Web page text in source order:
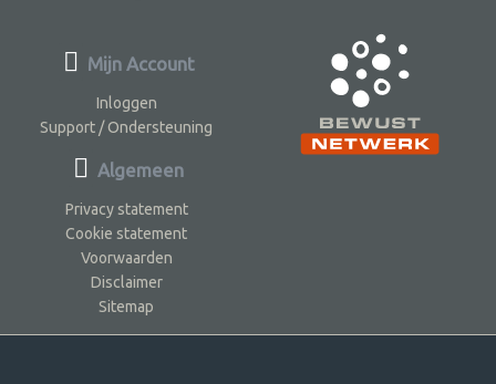
Mijn Account
Inloggen
Support / Ondersteuning
Algemeen
Privacy statement
Cookie statement
Voorwaarden
Disclaimer
Sitemap